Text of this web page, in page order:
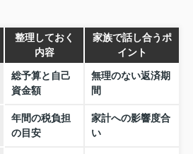
整理しておく
内容
家族で話し合うポ
イント
総予算と自己
資金額
無理のない返済期
間
年間の税負担
の目安
家計への影響度合
い